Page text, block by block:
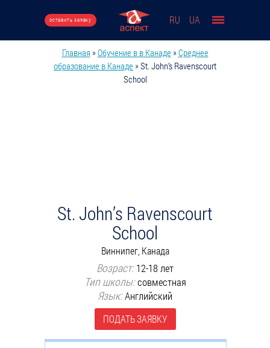
оставить заявку RU UA
Вы здесь
Главная »Обучение в в Канаде »Среднее
образование в Канаде »St. John’s Ravenscourt
School
St. John’s Ravenscourt
School
Виннипег, Канада
Возраст:12-18 лет
Тип школы:совместная
Язык:Английский
ПОДАТЬ ЗАЯВКУ